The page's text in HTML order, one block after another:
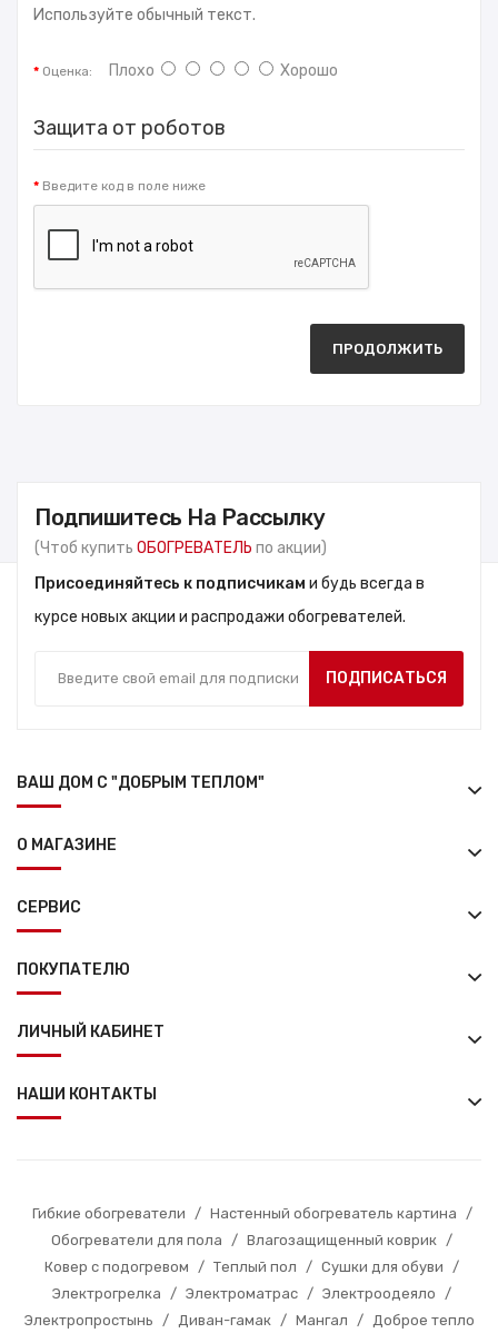
Используйте обычный текст.
Оценка: Плохо Хорошо
Защита от роботов
Введите код в поле ниже
ПРОДОЛЖИТЬ
Подпишитесь На Рассылку
(Чтоб купить ОБОГРЕВАТЕЛЬ по акции)
Присоединяйтесь к подписчикам и будь всегда в
курсе новых акции и распродажи обогревателей.
ПОДПИСАТЬСЯ
ВАШ ДОМ С "ДОБРЫМ ТЕПЛОМ"
О МАГАЗИНЕ
СЕРВИС
ПОКУПАТЕЛЮ
ЛИЧНЫЙ КАБИНЕТ
НАШИ КОНТАКТЫ
Гибкие обогреватели / Настенный обогреватель картина
/
Обогреватели для пола
/ Влагозащищенный коврик
/
Ковер с подогревом
/ Теплый пол / Сушки для обуви
/
Электрогрелка
/ Электроматрас / Электроодеяло
/
Электропростынь
/ Диван-гамак / Мангал / Доброе тепло